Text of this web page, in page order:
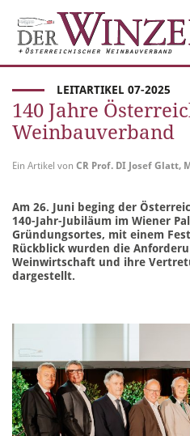
LEITARTIKEL 07-2025
140 Jahre
Weinbauverband
Ein Artikel von CR Prof. DI Josef Glatt,
Am 26. Juni beging der
140-Jahr-Jubiläum im Wiener
Gründungsortes, mit einem
Rückblick wurden die
Weinwirtschaft und ihre
dargestellt.